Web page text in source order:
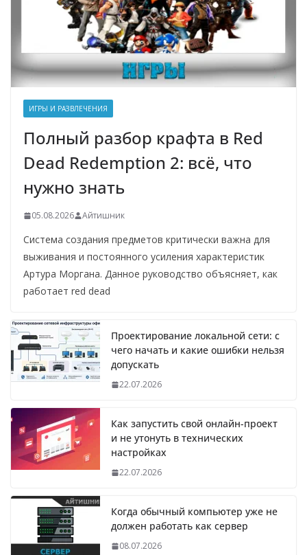
ИГРЫ И РАЗВЛЕЧЕНИЯ
Полный разбор крафта в Red
Dead Redemption 2: всё, что
нужно знать
05.08.2026 Айтишник
Система создания предметов критически важна для
выживания и постоянного усиления характеристик
Артура Моргана. Данное руководство объясняет, как
работает red dead
Проектирование локальной сети: с
чего начать и какие ошибки нельзя
допускать
22.07.2026
Как запустить свой онлайн-проект
и не утонуть в технических
настройках
22.07.2026
Когда обычный компьютер уже не
должен работать как сервер
08.07.2026